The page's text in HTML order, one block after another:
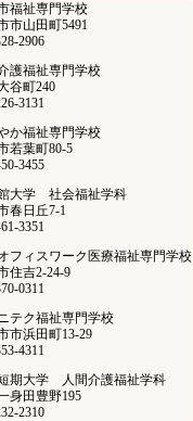
福祉専門学校
市山田町5491
2906
護福祉専門学校
谷町240
3131
か福祉専門学校
若葉町80-5
3455
大学 社会福祉学科
春日丘7-1
3351
フィスワーク医療福祉専門学校
住吉2-24-9
0311
テク福祉専門学校
市浜田町13-29
4311
期大学 人間介護福祉学科
身田豊野195
2310